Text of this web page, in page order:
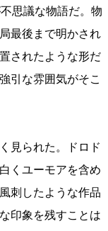
思議な物語だ。物
最後まで明かされ
されたような形だ
引な雰囲気がそこ
見られた。ドロド
くユーモアを含め
刺したような作品
印象を残すことは